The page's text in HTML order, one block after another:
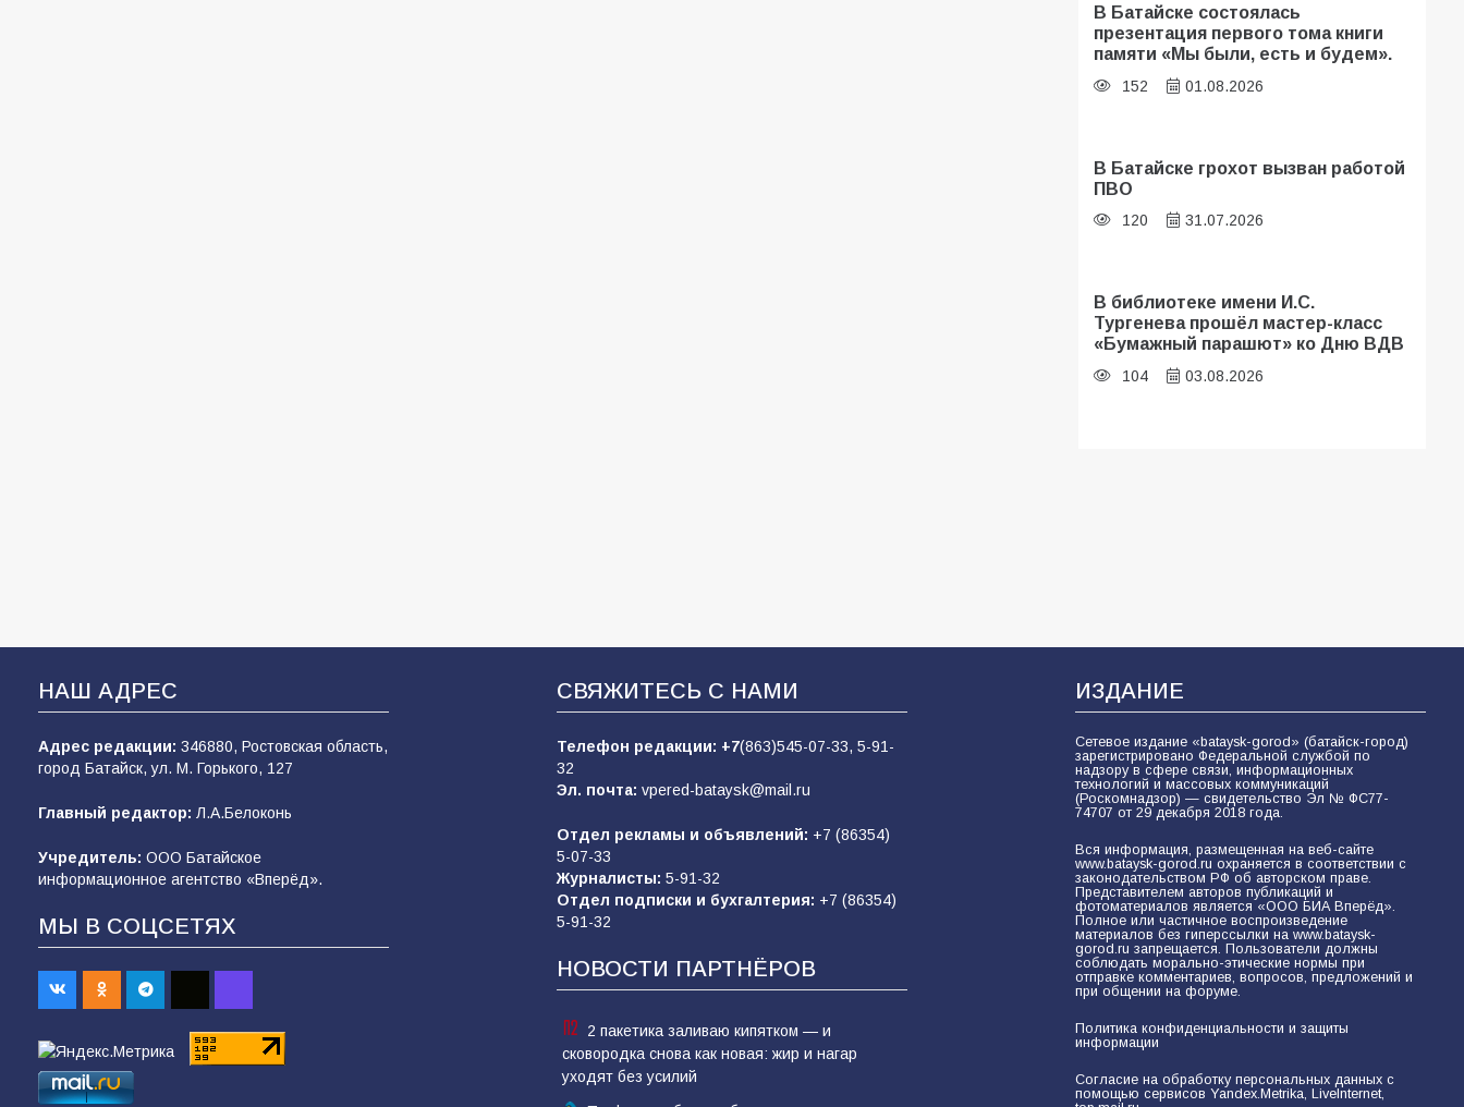
В Батайске состоялась
презентация первого тома книги
памяти «Мы были, есть и будем».
152 01.08.2026
В Батайске грохот вызван работой
ПВО
120 31.07.2026
В библиотеке имени И.С.
Тургенева прошёл мастер-класс
«Бумажный парашют» ко Дню ВДВ
104 03.08.2026
93 04.08.2026
самом деле происходит в армии
России в августе 2026 года
93 03.08.2026
«Пургу нести — не поля
переходить»: почему заявления о
мобилизации — это
пропагандистский вброс
83 01.08.2026
Батайские школьники стали
кластера
НАШ АДРЕС
Адрес редакции: 346880, Ростовская область,
город Батайск, ул. М. Горького, 127
Главный редактор: Л.А.Белоконь
Учредитель: ООО Батайское
информационное агентство «Вперёд».
МЫ В СОЦСЕТЯХ
СВЯЖИТЕСЬ С НАМИ
Телефон редакции: +7(863)545-07-33, 5-91-
32
Эл. почта: vpered-bataysk@mail.ru
Отдел рекламы и объявлений: +7 (86354)
5-07-33
Журналисты: 5-91-32
Отдел подписки и бухгалтерия: +7 (86354)
5-91-32
НОВОСТИ ПАРТНЁРОВ
2 пакетика заливаю кипятком — и
сковородка снова как новая: жир и нагар
уходят без усилий
ИЗДАНИЕ
Сетевое издание «bataysk-gorod» (батайск-город)
зарегистрировано Федеральной службой по
надзору в сфере связи, информационных
технологий и массовых коммуникаций
(Роскомнадзор) — свидетельство Эл № ФС77-
74707 от 29 декабря 2018 года.
Вся информация, размещенная на веб-сайте
www.bataysk-gorod.ru охраняется в соответствии с
законодательством РФ об авторском праве.
Представителем авторов публикаций и
фотоматериалов является «ООО БИА Вперёд».
Полное или частичное воспроизведение
материалов без гиперссылки на www.bataysk-
gorod.ru запрещается. Пользователи должны
соблюдать морально-этические нормы при
отправке комментариев, вопросов, предложений и
при общении на форуме.
Политика конфиденциальности и защиты
информации
Согласие на обработку персональных данных с
помощью сервисов Yandex.Metrika, LiveInternet,